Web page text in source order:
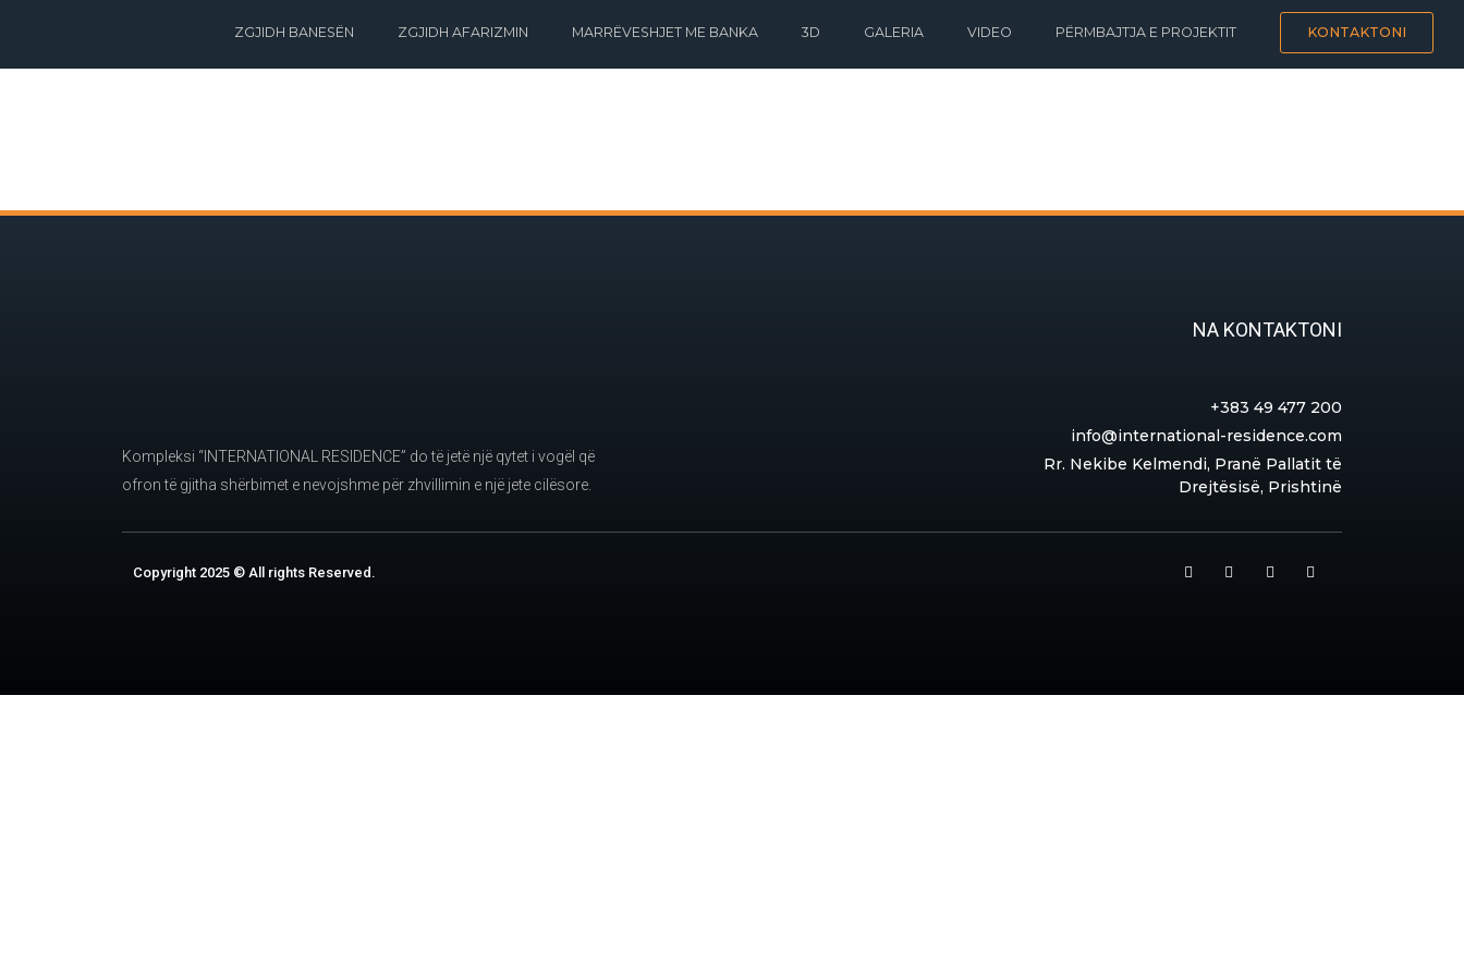
ZGJIDH BANESËN ZGJIDH AFARIZMIN MARRËVESHJET ME BANKA 3D GALERIA VIDEO PËRMBAJTJA E PROJEKTIT KONTAKTONI
NA KONTAKTONI
Kompleksi “INTERNATIONAL RESIDENCE” do të jetë një qytet i vogël që
ofron të gjitha shërbimet e nevojshme për zhvillimin e një jete cilësore.
+383 49 477 200
info@international-residence.com
Rr. Nekibe Kelmendi, Pranë Pallatit të
Drejtësisë, Prishtinë
Copyright 2025 © All rights Reserved.